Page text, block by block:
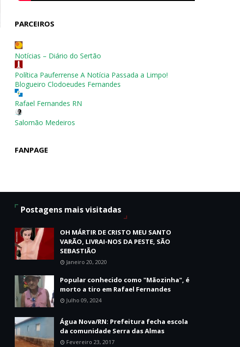
PARCEIROS
Notícias – Diário do Sertão
Política Pauferrense A Notícia Passada a Limpo!
Blogueiro Clodoeudes Fernandes
Rafael Fernandes RN
Salomão Medeiros
FANPAGE
Postagens mais visitadas
OH MÁRTIR DE CRISTO MEU SANTO
VARÃO, LIVRAI-NOS DA PESTE, SÃO
SEBASTIÃO
Janeiro 20, 2020
Popular conhecido como "Mãozinha", é
morto a tiro em Rafael Fernandes
Julho 09, 2024
Água Nova/RN: Prefeitura fecha escola
da comunidade Serra das Almas
Fevereiro 23, 2017